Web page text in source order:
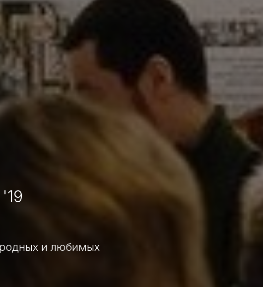
и любимых